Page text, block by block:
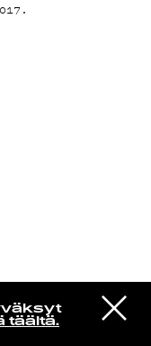
täältä.
VIESTI
STUDIOON